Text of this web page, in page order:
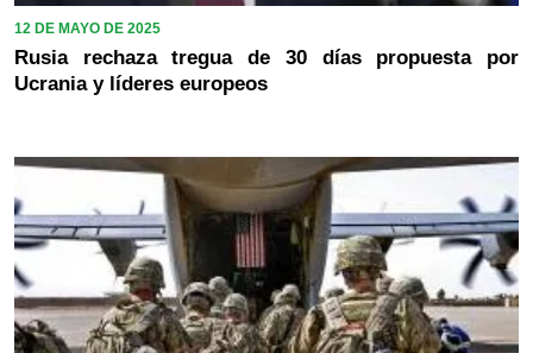
12 DE MAYO DE 2025
Rusia rechaza tregua de 30 días propuesta por
Ucrania y líderes europeos